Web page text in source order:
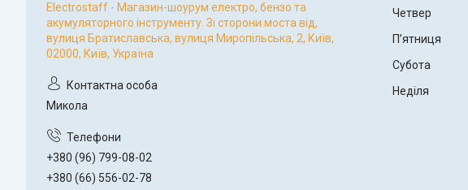
Electrostaff - Магазин-шоурум електро, бензо та
акумуляторного інструменту. Зі сторони моста від,
вулиця Братиславська, вулиця Миропільська, 2, Київ,
02000, Київ, Україна
Микола
+380 (96) 799-08-02
+380 (66) 556-02-78
Четвер
Пʼятниця
Субота
Неділя